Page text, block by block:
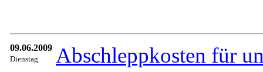
09.06.2009
Dienstag
Abschleppkosten für